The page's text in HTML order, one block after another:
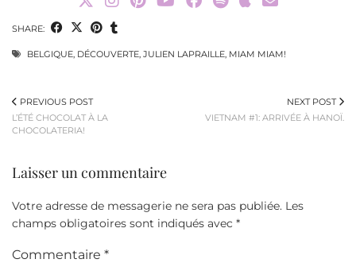
SHARE:
BELGIQUE DÉCOUVERTE JULIEN LAPRAILLE MIAM MIAM!
PREVIOUS POST
L’ÉTÉ CHOCOLAT À LA
CHOCOLATERIA!
NEXT POST
VIETNAM #1: ARRIVÉE À HANOÏ.
Laisser un commentaire
Votre adresse de messagerie ne sera pas publiée. Les
champs obligatoires sont indiqués avec *
Commentaire *